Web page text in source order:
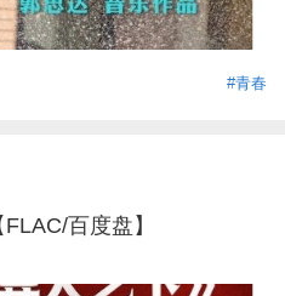
#青春
百度盘】